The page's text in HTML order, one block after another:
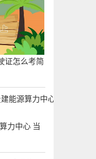
证怎么考简
力中心 当